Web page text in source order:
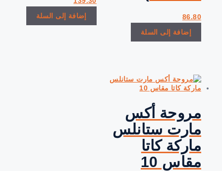
86.80
إضافة إلى السلة
إضافة إلى السلة
مروحة أكس
مارت ستانلس
ماركة كاتا
مقاس 10